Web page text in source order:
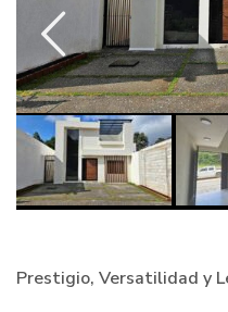
Prestigio, Versatilidad y